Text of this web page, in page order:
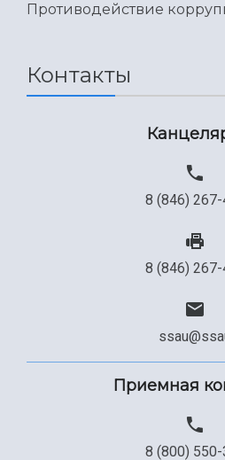
Противодействие
Контакты
8 (846)
8 (846)
Приемная
8 (800)